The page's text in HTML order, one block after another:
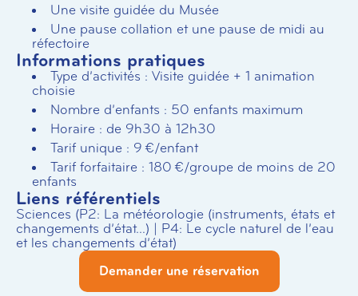
Une visite guidée du Musée
Une pause collation et une pause de midi au
réfectoire
Informations pratiques
Type d’activités : Visite guidée + 1 animation
choisie
Nombre d’enfants : 50 enfants maximum
Horaire : de 9h30 à 12h30
Tarif unique : 9 €/enfant
Tarif forfaitaire : 180 €/groupe de moins de 20
enfants
Liens référentiels
Sciences (P2: La météorologie (instruments, états et
changements d’état…) | P4: Le cycle naturel de l’eau
et les changements d’état)
Demander une réservation